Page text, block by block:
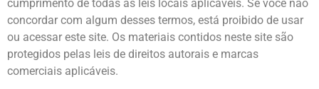
cumprimento de todas as leis locais aplicáveis. Se você não
concordar com algum desses termos, está proibido de usar
ou acessar este site. Os materiais contidos neste site são
protegidos pelas leis de direitos autorais e marcas
comerciais aplicáveis.